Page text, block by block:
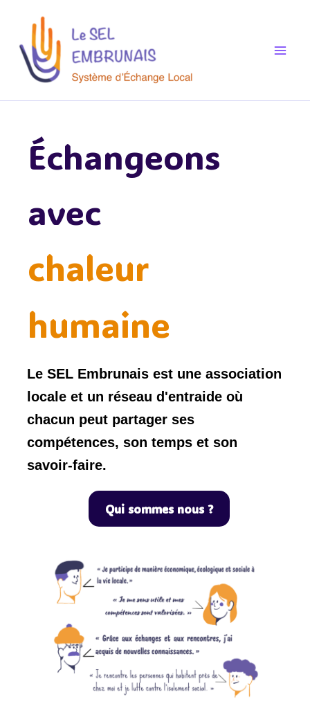
contenu
Échangeons
avec
chaleur
humaine
Le SEL Embrunais est une association
locale et un réseau d'entraide où
chacun peut partager ses
compétences, son temps et son
savoir-faire.
Qui sommes nous ?